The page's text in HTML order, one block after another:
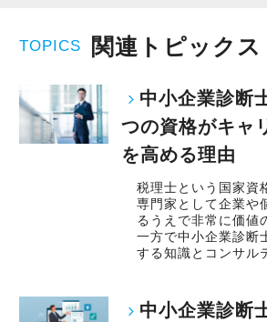
TOPICS 関連トピックス
中小企業診
つの資格がキャ
を高める理由
税理士という国家資
専門家として企業や
るうえで非常に価値
一方で中小企業診断
する知識とコンサル
中小企業診断